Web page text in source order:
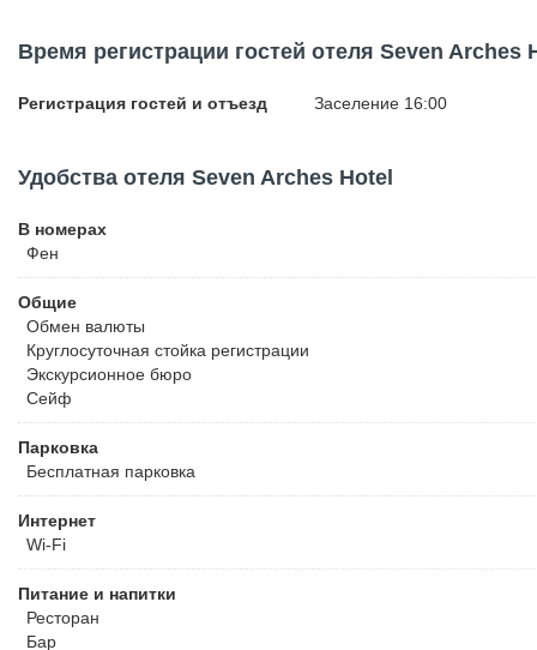
Время регистрации гостей отеля Seven Arches
Регистрация гостей и отъезд Заселение 16:00
Удобства отеля Seven Arches Hotel
В номерах
Фен
Общие
Обмен валюты
Круглосуточная стойка регистрации
Экскурсионное бюро
Сейф
Парковка
Бесплатная парковка
Интернет
Wi-Fi
Питание и напитки
Ресторан
Бар